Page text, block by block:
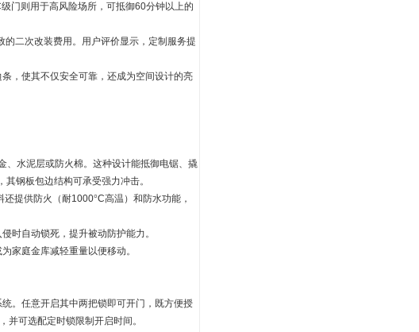
级门则用于高风险场所，可抵御60分钟以上的
二次改装费用。用户评价显示，定制服务提
，使其不仅安全可靠，还成为空间设计的亮
、水泥层或防火棉。这种设计能抵御电锯、撬
其钢板包边结构可承受强力冲击。
还提供防火（耐1000°C高温）和防水功能，
时自动锁死，提升被动防护能力。
家庭金库减轻重量以便移动。
。任意开启其中两把锁即可开门，既方便授
并可选配定时锁限制开启时间。